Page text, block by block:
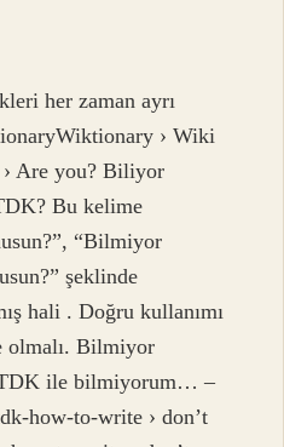
her zaman ayrı
› Wiki
Are you? Biliyor
Bu kelime
“Bilmiyor
şeklinde
hali . Doğru kullanımı
olmalı. Bilmiyor
TDK ile bilmiyorum… –
how-to-write › don’t